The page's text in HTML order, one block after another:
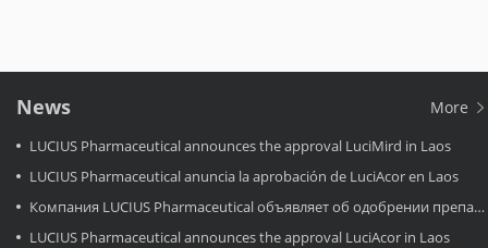
News More
LUCIUS Pharmaceutical announces the approval LuciMird in Laos
LUCIUS Pharmaceutical anuncia la aprobación de LuciAcor en Laos
Компания LUCIUS Pharmaceutical объявляет об одобрении препарата LuciAcor в Лаосе.
LUCIUS Pharmaceutical announces the approval LuciAcor in Laos